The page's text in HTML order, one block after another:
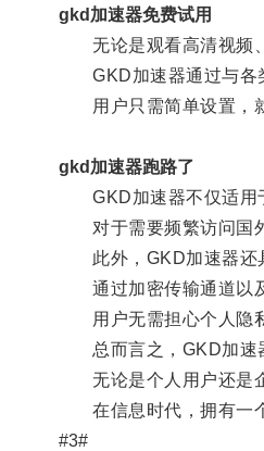
gkd加速器免费试用
无论是观看高清视频、
GKD加速器通过与各类
用户只需简单设置，就
gkd加速器跑路了
GKD加速器不仅适用
对于需要频繁访问国外
此外，GKD加速器还
通过加密传输通道以及
用户无需担心个人隐私
总而言之，GKD加速器
无论是个人用户还是企
在信息时代，拥有一个
#3#